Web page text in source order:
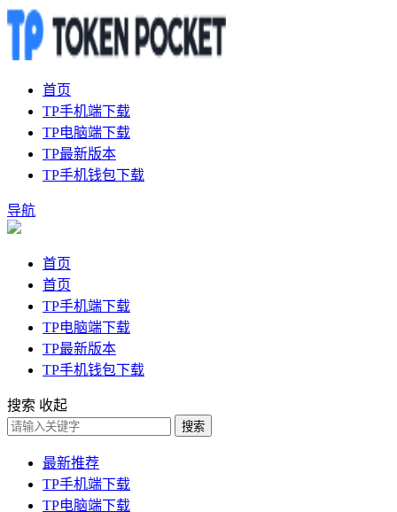
首页
TP手机端下载
TP电脑端下载
TP最新版本
TP手机钱包下载
导航
首页
首页
TP手机端下载
TP电脑端下载
TP最新版本
TP手机钱包下载
搜索 收起
搜索
最新推荐
TP手机端下载
TP电脑端下载